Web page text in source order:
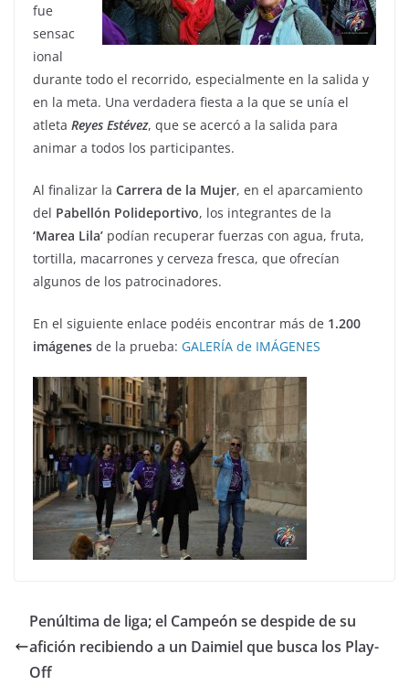
fue
sensac
ional
durante todo el recorrido, especialmente en la salida y
en la meta. Una verdadera fiesta a la que se unía el
atleta Reyes Estévez, que se acercó a la salida para
animar a todos los participantes.
Al finalizar la Carrera de la Mujer, en el aparcamiento
del Pabellón Polideportivo, los integrantes de la
‘Marea Lila’ podían recuperar fuerzas con agua, fruta,
tortilla, macarrones y cerveza fresca, que ofrecían
algunos de los patrocinadores.
En el siguiente enlace podéis encontrar más de 1.200
imágenes de la prueba: GALERÍA de IMÁGENES
Penúltima de liga; el Campeón se despide de su
afición recibiendo a un Daimiel que busca los Play-
Off